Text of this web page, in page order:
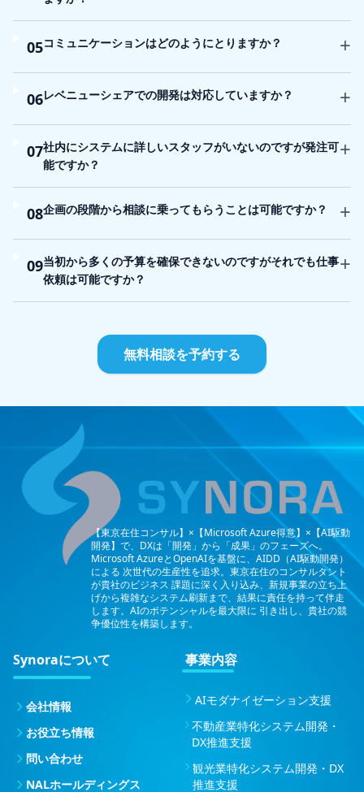
05コミュニケーションはどのようにとりますか？ +
06レベニューシェアでの開発は対応していますか？ +
07社内にシステムに詳しいスタッフがいないのですが発注可
能ですか？
+
08企画の段階から相談に乗ってもらうことは可能ですか？ +
09当初から多くの予算を確保できないのですがそれでも仕事
依頼は可能ですか？
+
無料相談を予約する
【東京在住コンサル】×【Microsoft Azure得意】×【AI駆動
開発】で、DXは「開発」から「成果」のフェーズへ。
Microsoft AzureとOpenAIを基盤に、AIDD（AI駆動開発）
による 次世代の生産性を追求。東京在住のコンサルタント
が貴社のビジネス 課題に深く入り込み、新規事業の立ち上
げから複雑なシステム刷新まで、結果に責任を持って伴走
します。AIのポテンシャルを最大限に 引き出し、貴社の競
争優位性を構築します。
Synoraについて
会社情報
お役立ち情報
問い合わせ
NALホールディングス
事業内容
AIモダナイゼーション支援
不動産業特化システム開発・
DX推進支援
観光業特化システム開発・DX
推進支援